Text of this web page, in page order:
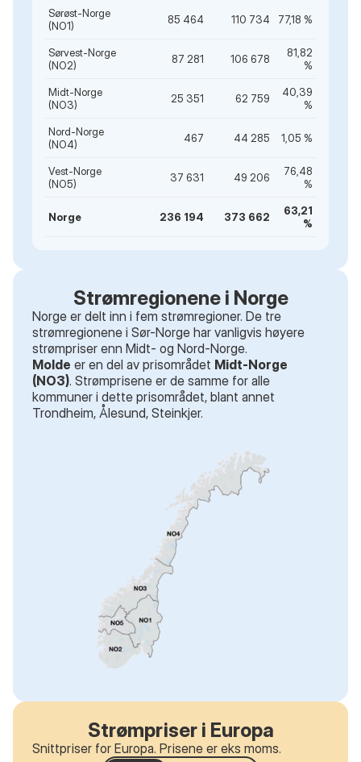
Sørøst-Norge
(NO1)
85 464 110 734 77,18 %
Sørvest-Norge
(NO2)
87 281 106 678
81,82
%
Midt-Norge
(NO3)
25 351 62 759
40,39
%
Nord-Norge
(NO4)
467 44 285 1,05 %
Vest-Norge
(NO5)
37 631 49 206
76,48
%
Norge 236 194 373 662
63,21
%
Strømregionene i Norge
Norge er delt inn i fem strømregioner. De tre
strømregionene i Sør-Norge har vanligvis høyere
strømpriser enn Midt- og Nord-Norge.
Molde er en del av prisområdet Midt-Norge
(NO3). Strømprisene er de samme for alle
kommuner i dette prisområdet, blant annet
Trondheim, Ålesund, Steinkjer.
Strømpriser i Europa
Snittpriser for Europa. Prisene er eks moms.